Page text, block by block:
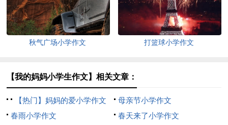
秋气广场小学作文 打篮球小学作文
【我的妈妈小学生作文】相关文章：
【热门】妈妈的爱小学作文
（精选10篇）
母亲节小学作文
春雨小学作文
春天来了小学作文